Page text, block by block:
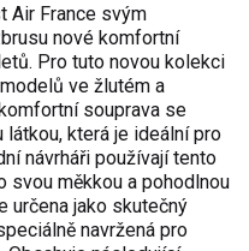
Air France svým
nové komfortní
Pro tuto novou kolekci
ve žlutém a
souprava se
která je ideální pro
návrháři používají tento
svou měkkou a pohodlnou
určena jako skutečný
navržená pro